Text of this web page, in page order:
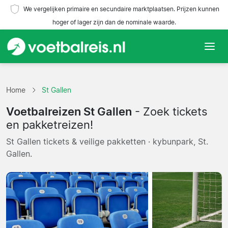
We vergelijken primaire en secundaire marktplaatsen. Prijzen kunnen
hoger of lager zijn dan de nominale waarde.
Teams
Competities
Reisorganisaties
Home St Gallen
Voetbalreizen St Gallen - Zoek tickets
en pakketreizen!
St Gallen tickets & veilige pakketten · kybunpark, St.
Gallen.